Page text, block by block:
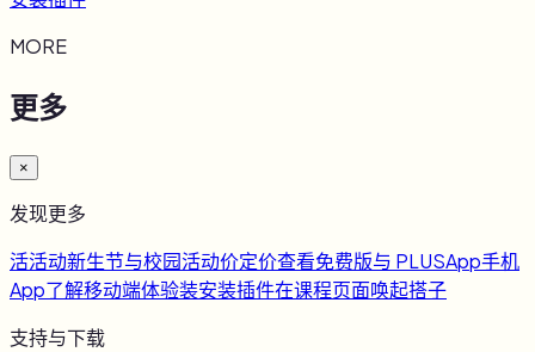
MORE
更多
×
发现更多
活活动新生节与校园活动价定价查看免费版与 PLUSApp手机
App了解移动端体验装安装插件在课程页面唤起搭子
支持与下载